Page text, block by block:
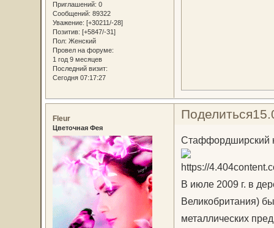
Приглашений: 0
Сообщений: 89322
Уважение: [+30211/-28]
Позитив: [+5847/-31]
Пол: Женский
Провел на форуме:
1 год 9 месяцев
Последний визит:
Сегодня 07:17:27
Поделиться
Fleur
Цветочная Фея
Стаффордширский
В июле 2009 г. в
Великобритания)
металлических